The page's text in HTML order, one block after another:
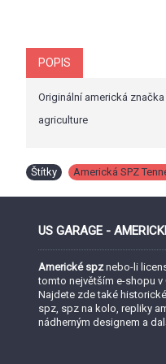
POPIS
Originální americká
agriculture
Štítky Americká SPZ
US GARAGE -
Americké spznebo-li
tomto největším e-shopu v
Najdete zde také
spz, spz na kolo, repliky
nádherným designem a